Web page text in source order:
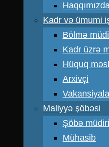
Kadr və ümumi
Bölmə
Kadr üzrə
Hüquq
Arxivçi
Maliyyə şöbəsi
Şöbə
Mühasib